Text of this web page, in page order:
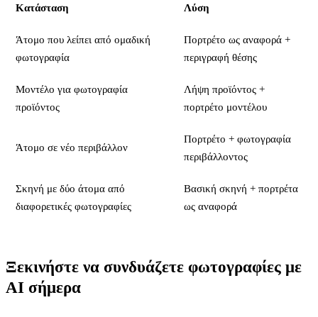
Κατάσταση Λύση
Άτομο που λείπει από ομαδική
φωτογραφία
Πορτρέτο ως αναφορά +
περιγραφή θέσης
Μοντέλο για φωτογραφία
προϊόντος
Λήψη προϊόντος +
πορτρέτο μοντέλου
Άτομο σε νέο περιβάλλον
Πορτρέτο + φωτογραφία
περιβάλλοντος
Σκηνή με δύο άτομα από
διαφορετικές φωτογραφίες
Βασική σκηνή + πορτρέτα
ως αναφορά
Ξεκινήστε να συνδυάζετε φωτογραφίες με
AI σήμερα